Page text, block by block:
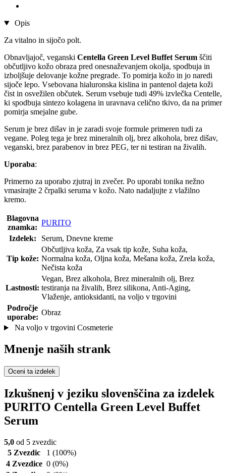
Opis
Za vitalno in sijočo polt.
Obnavljajoč, veganski Centella Green Level Buffet Serum ščiti
občutljivo kožo obraza pred onesnaževanjem okolja, spodbuja in
izboljšuje delovanje kožne pregrade. To pomirja kožo in jo naredi
sijoče lepo. Vsebovana hialuronska kislina in pantenol dajeta koži
čist in osvežilen občutek. Serum vsebuje tudi 49% izvlečka Centelle,
ki spodbuja sintezo kolagena in uravnava celično tkivo, da na primer
pomirja smejalne gube.
Serum je brez dišav in je zaradi svoje formule primeren tudi za
vegane. Poleg tega je brez mineralnih olj, brez alkohola, brez dišav,
veganski, brez parabenov in brez PEG, ter ni testiran na živalih.
Uporaba:
Primerno za uporabo zjutraj in zvečer. Po uporabi tonika nežno
vmasirajte 2 črpalki seruma v kožo. Nato nadaljujte z vlažilno
kremo.
Blagovna
znamka:
PURITO
Izdelek:
Serum, Dnevne kreme
Tip kože:
Občutljiva koža, Za vsak tip kože, Suha koža,
Normalna koža, Oljna koža, Mešana koža, Zrela koža,
Nečista koža
Lastnosti:
Vegan, Brez alkohola, Brez mineralnih olj, Brez
testiranja na živalih, Brez silikona, Anti-Aging,
Vlaženje, antioksidanti, na voljo v trgovini
Področje
uporabe:
Obraz
Na voljo v trgovini Cosmeterie
Mnenje naših strank
Oceni ta izdelek
Izkušnenj v jeziku slovenščina za izdelek
PURITO Centella Green Level Buffet
Serum
5,0 od 5 zvezdic
5 Zvezdic
1 (100%)
4 Zvezdice 0 (0%)